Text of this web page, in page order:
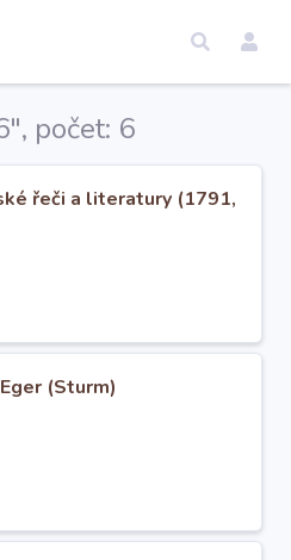
počet: 6
řeči a literatury (1791,
(Sturm)